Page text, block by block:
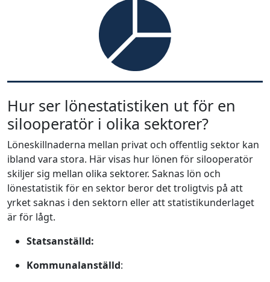
Hur ser lönestatistiken ut för en
silooperatör i olika sektorer?
Löneskillnaderna mellan privat och offentlig sektor kan
ibland vara stora. Här visas hur lönen för silooperatör
skiljer sig mellan olika sektorer. Saknas lön och
lönestatistik för en sektor beror det troligtvis på att
yrket saknas i den sektorn eller att statistikunderlaget
är för lågt.
Statsanställd:
Kommunalanställd: